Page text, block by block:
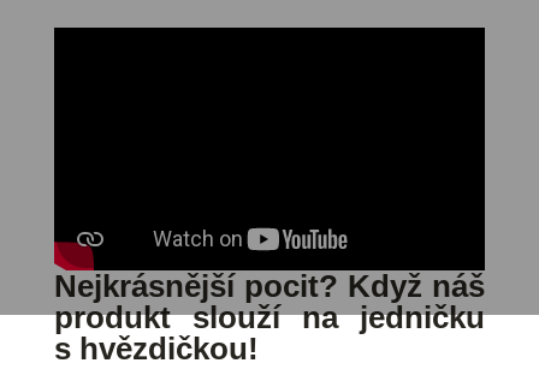
Nejkrásnější pocit? Když náš
produkt slouží na jedničku
s hvězdičkou!